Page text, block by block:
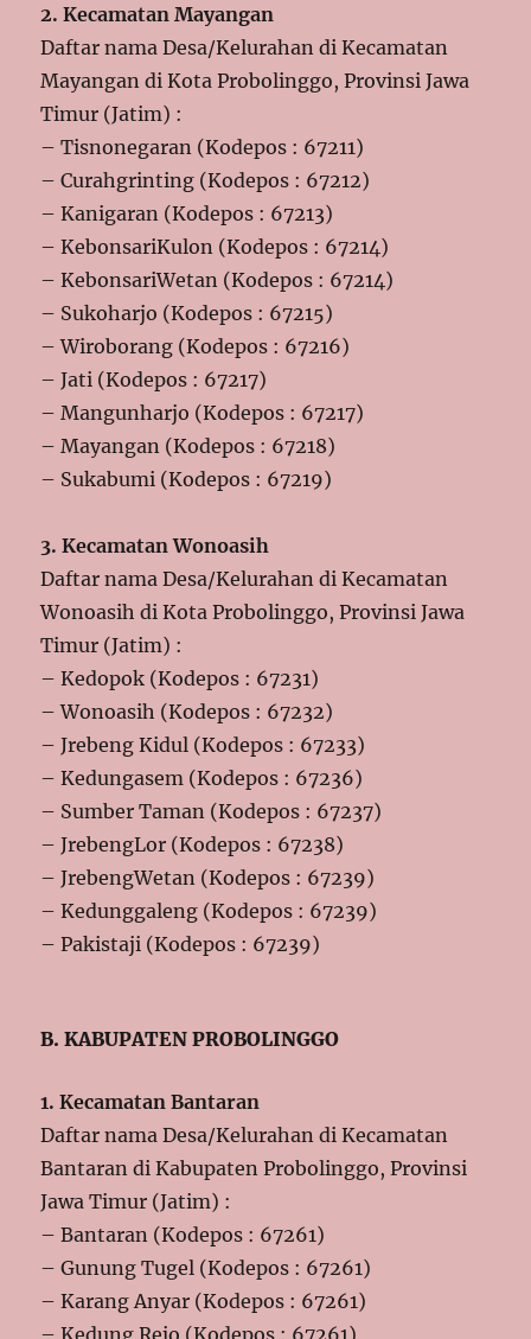
2. Kecamatan Mayangan
Daftar nama Desa/Kelurahan di Kecamatan
Mayangan di Kota Probolinggo, Provinsi Jawa
Timur (Jatim) :
– Tisnonegaran (Kodepos : 67211)
– Curahgrinting (Kodepos : 67212)
– Kanigaran (Kodepos : 67213)
– KebonsariKulon (Kodepos : 67214)
– KebonsariWetan (Kodepos : 67214)
– Sukoharjo (Kodepos : 67215)
– Wiroborang (Kodepos : 67216)
– Jati (Kodepos : 67217)
– Mangunharjo (Kodepos : 67217)
– Mayangan (Kodepos : 67218)
– Sukabumi (Kodepos : 67219)
3. Kecamatan Wonoasih
Daftar nama Desa/Kelurahan di Kecamatan
Wonoasih di Kota Probolinggo, Provinsi Jawa
Timur (Jatim) :
– Kedopok (Kodepos : 67231)
– Wonoasih (Kodepos : 67232)
– Jrebeng Kidul (Kodepos : 67233)
– Kedungasem (Kodepos : 67236)
– Sumber Taman (Kodepos : 67237)
– JrebengLor (Kodepos : 67238)
– JrebengWetan (Kodepos : 67239)
– Kedunggaleng (Kodepos : 67239)
– Pakistaji (Kodepos : 67239)
B. KABUPATEN PROBOLINGGO
1. Kecamatan Bantaran
Daftar nama Desa/Kelurahan di Kecamatan
Bantaran di Kabupaten Probolinggo, Provinsi
Jawa Timur (Jatim) :
– Bantaran (Kodepos : 67261)
– Gunung Tugel (Kodepos : 67261)
– Karang Anyar (Kodepos : 67261)
– Kedung Rejo (Kodepos : 67261)